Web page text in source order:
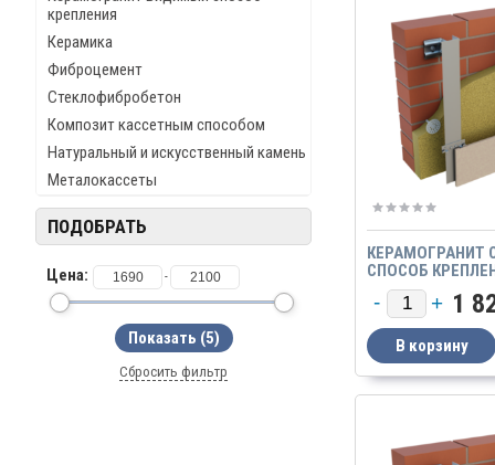
крепления
Керамика
Фиброцемент
Стеклофибробетон
Композит кассетным способом
Натуральный и искусственный камень
Металокассеты
ПОДОБРАТЬ
Цена: -
Сбросить фильтр
КЕРАМОГРАНИТ
СПОСОБ
ВЕРТИКАЛЬНАЯ
СИСТЕМА
1